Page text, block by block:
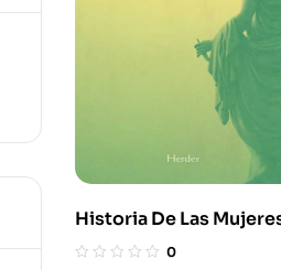
Historia De Las
Filosofas 0